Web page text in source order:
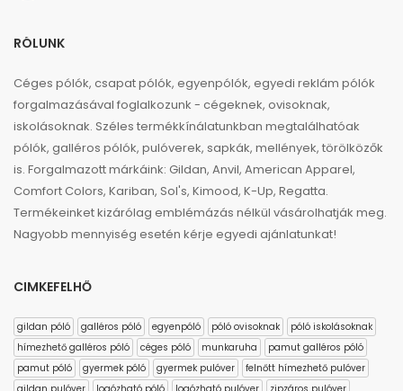
RÓLUNK
Céges pólók, csapat pólók, egyenpólók, egyedi reklám pólók
forgalmazásával foglalkozunk - cégeknek, ovisoknak,
iskolásoknak. Széles termékkínálatunkban megtalálhatóak
pólók, galléros pólók, pulóverek, sapkák, mellények, törölközők
is. Forgalmazott márkáink: Gildan, Anvil, American Apparel,
Comfort Colors, Kariban, Sol's, Kimood, K-Up, Regatta.
Termékeinket kizárólag emblémázás nélkül vásárolhatják meg.
Nagyobb mennyiség esetén kérje egyedi ajánlatunkat!
CIMKEFELHŐ
gildan póló galléros póló egyenpóló póló ovisoknak
póló iskolásoknak
hímezhető galléros póló
céges póló munkaruha
pamut galléros póló
pamut póló
gyermek póló gyermek pulóver
felnőtt hímezhető pulóver